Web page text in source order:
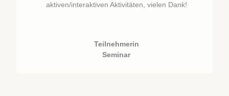
aktiven/interaktiven Aktivitäten, vielen Dank!
Teilnehmerin
Seminar